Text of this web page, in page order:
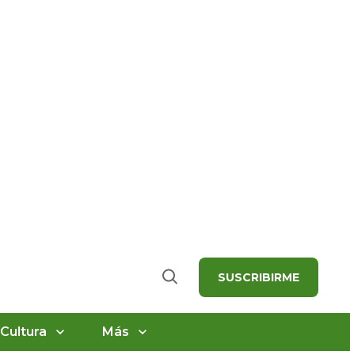
Buscar SUSCRIBIRME
Cultura Más